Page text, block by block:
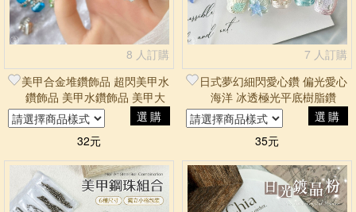
8 人訂購
美甲合金堆鑽飾品 超閃美甲水
鑽飾品 美甲水鑽飾品 美甲大
鑽飾品 鏈條飾品 選購
32元
7 人訂購
日式夢幻細閃愛心鑽 偏光愛心
海洋 冰透極光平底樹脂鑽
選購
35元